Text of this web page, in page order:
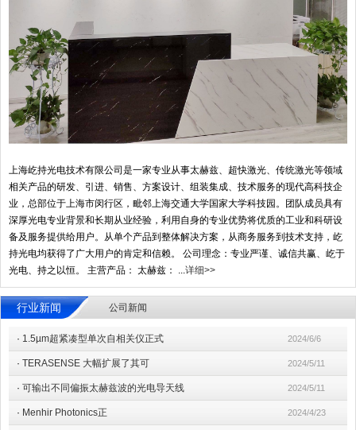
上海屹持光电技术有限公司是一家专业从事太赫兹、超快激光、传统激光等领域
相关产品的研发、引进、销售、方案设计、组装集成、技术服务的现代高科技企
业，总部位于上海市闵行区，毗邻上海交通大学国家大学科技园。团队成员具有
深厚光电专业背景和长期从业经验，利用自身的专业优势将优质的工业和科研设
备及服务提供给用户。从单个产品到整体解决方案，从商务服务到技术支持，屹
持光电均获得了广大用户的肯定和信赖。 公司理念：专业严谨、诚信共赢、屹于
光电、持之以恒。 主营产品： 太赫兹： ... 详细>>
行业新闻 公司新闻
· 1.5µm超紧凑型单次自相关仪正式 2024/6/6
· TERASENSE 大幅扩展了其可 2024/5/11
· 可输出不同偏振太赫兹波的光电导天线 2024/5/11
· Menhir Photonics正 2024/4/23